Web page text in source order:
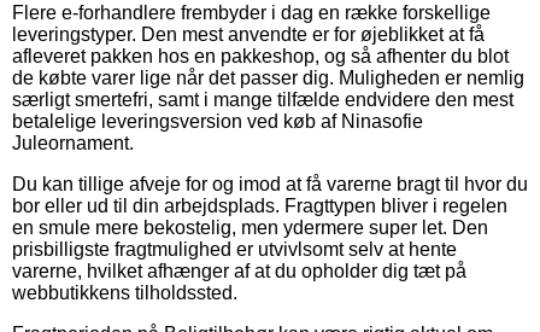
Flere e-forhandlere frembyder i dag en række forskellige
leveringstyper. Den mest anvendte er for øjeblikket at få
afleveret pakken hos en pakkeshop, og så afhenter du blot
de købte varer lige når det passer dig. Muligheden er nemlig
særligt smertefri, samt i mange tilfælde endvidere den mest
betalelige leveringsversion ved køb af Ninasofie
Juleornament.
Du kan tillige afveje for og imod at få varerne bragt til hvor du
bor eller ud til din arbejdsplads. Fragttypen bliver i regelen
en smule mere bekostelig, men ydermere super let. Den
prisbilligste fragtmulighed er utvivlsomt selv at hente
varerne, hvilket afhænger af at du opholder dig tæt på
webbutikkens tilholdssted.